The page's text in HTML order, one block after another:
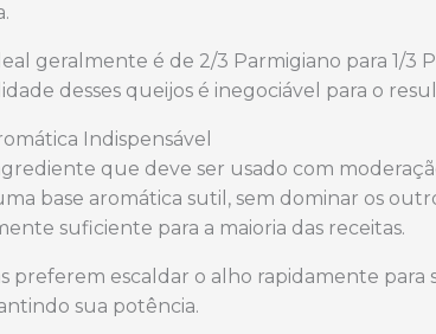
geralmente é de 2/3 Parmigiano para 1/3
desses queijos é inegociável para o
Indispensável
que deve ser usado com
base aromática sutil, sem dominar os
suficiente para a maioria das receitas.
preferem escaldar o alho rapidamente para
sua potência.